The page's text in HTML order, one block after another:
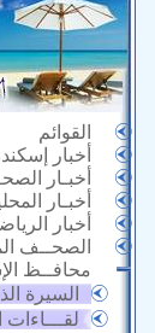
القوائم
أخبار
أخبـار
أخبـار
أخبار
الصحــف
محافــظ
السيرة